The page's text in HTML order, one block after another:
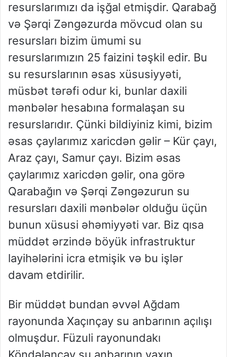
resurslarımızı da işğal etmişdir. Qarabağ
və Şərqi Zəngəzurda mövcud olan su
resursları bizim ümumi su
resurslarımızın 25 faizini təşkil edir. Bu
su resurslarının əsas xüsusiyyəti,
müsbət tərəfi odur ki, bunlar daxili
mənbələr hesabına formalaşan su
resurslarıdır. Çünki bildiyiniz kimi, bizim
əsas çaylarımız xaricdən gəlir – Kür çayı,
Araz çayı, Samur çayı. Bizim əsas
çaylarımız xaricdən gəlir, ona görə
Qarabağın və Şərqi Zəngəzurun su
resursları daxili mənbələr olduğu üçün
bunun xüsusi əhəmiyyəti var. Biz qısa
müddət ərzində böyük infrastruktur
layihələrini icra etmişik və bu işlər
davam etdirilir.
Bir müddət bundan əvvəl Ağdam
rayonunda Xaçınçay su anbarının açılışı
olmuşdur. Füzuli rayonundakı